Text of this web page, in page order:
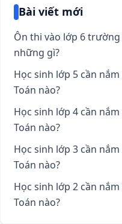
Bài viết mới
Ôn thi vào lớp 6 trường
những gì?
Học sinh lớp 5 cần
Toán nào?
Học sinh lớp 4 cần
Toán nào?
Học sinh lớp 3 cần
Toán nào?
Học sinh lớp 2 cần
Toán nào?